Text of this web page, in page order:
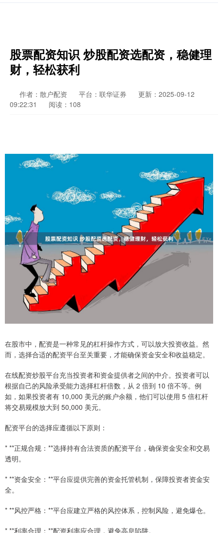
股票配资知识 炒股配资选配资，稳健理
财，轻松获利
作者：散户配资 平台：联华证券
更新：2025-09-12
09:22:31
阅读：108
在股市中，配资是一种常见的杠杆操作方式，可以放大投资收益。然
而，选择合适的配资平台至关重要，才能确保资金安全和收益稳定。
在线配资炒股平台充当投资者和资金提供者之间的中介。投资者可以
根据自己的风险承受能力选择杠杆倍数，从 2 倍到 10 倍不等。例
如，如果投资者有 10,000 美元的账户余额，他们可以使用 5 倍杠杆
将交易规模放大到 50,000 美元。
配资平台的选择应遵循以下原则：
* **正规合规：**选择持有合法资质的配资平台，确保资金安全和交易
透明。
* **资金安全：**平台应提供完善的资金托管机制，保障投资者资金安
全。
* **风控严格：**平台应建立严格的风控体系，控制风险，避免爆仓。
* **利率合理：**配资利率应合理，避免高息陷阱。